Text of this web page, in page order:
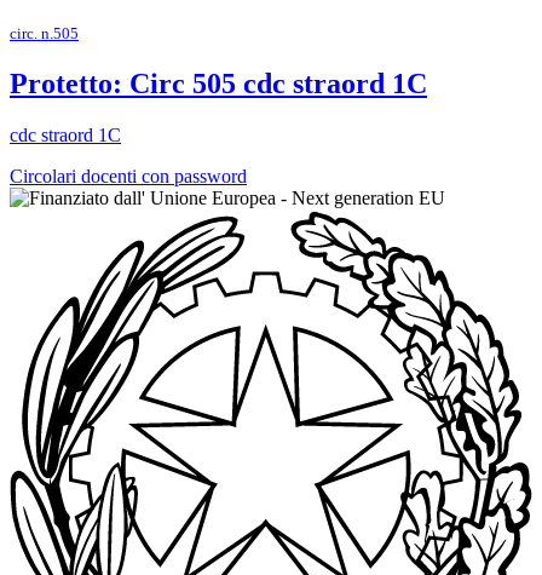
circ. n.505
Protetto: Circ 505 cdc straord 1C
cdc straord 1C
Circolari docenti con password